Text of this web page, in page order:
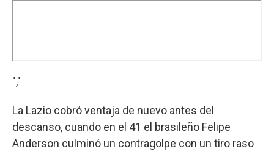
","
La Lazio cobró ventaja de nuevo antes del
descanso, cuando en el 41 el brasileño Felipe
Anderson culminó un contragolpe con un tiro raso